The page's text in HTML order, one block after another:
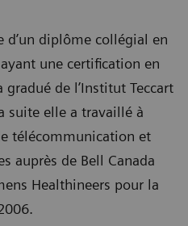
diplôme collégial en
une certification en
de l’Institut Teccart
suite elle a travaillé à
télécommunication et
auprès de Bell Canada
Healthineers pour la